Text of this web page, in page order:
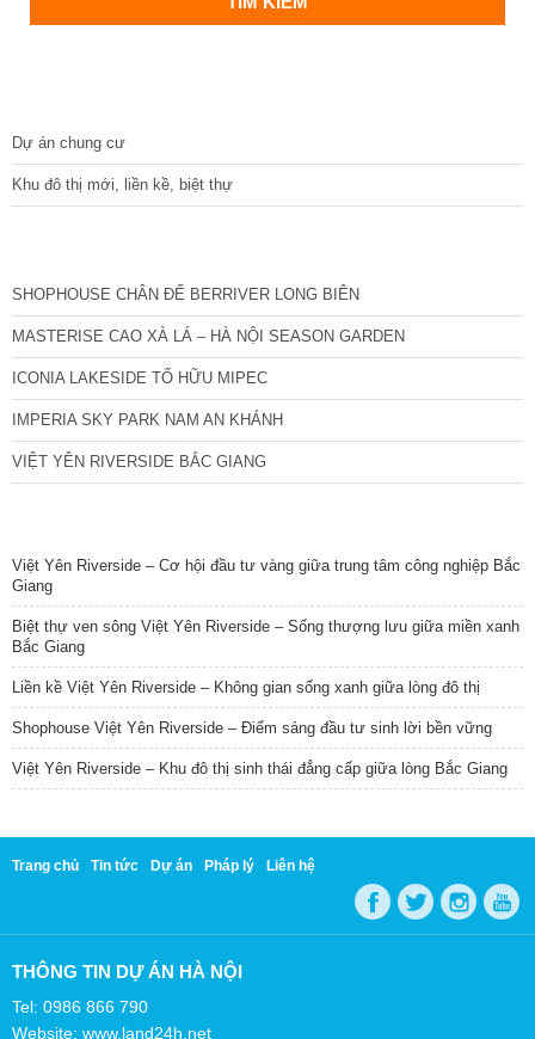
Dự án chung cư
Khu đô thị mới, liền kề, biệt thự
SHOPHOUSE CHÂN ĐẾ BERRIVER LONG BIÊN
MASTERISE CAO XÀ LÁ – HÀ NỘI SEASON GARDEN
ICONIA LAKESIDE TỐ HỮU MIPEC
IMPERIA SKY PARK NAM AN KHÁNH
VIỆT YÊN RIVERSIDE BẮC GIANG
Việt Yên Riverside – Cơ hội đầu tư vàng giữa trung tâm công nghiệp Bắc
Giang
Biệt thự ven sông Việt Yên Riverside – Sống thượng lưu giữa miền xanh
Bắc Giang
Liền kề Việt Yên Riverside – Không gian sống xanh giữa lòng đô thị
Shophouse Việt Yên Riverside – Điểm sáng đầu tư sinh lời bền vững
Việt Yên Riverside – Khu đô thị sinh thái đẳng cấp giữa lòng Bắc Giang
Trang chủ Tin tức Dự án Pháp lý Liên hệ
THÔNG TIN DỰ ÁN HÀ NỘI
Tel: 0986 866 790
Website: www.land24h.net